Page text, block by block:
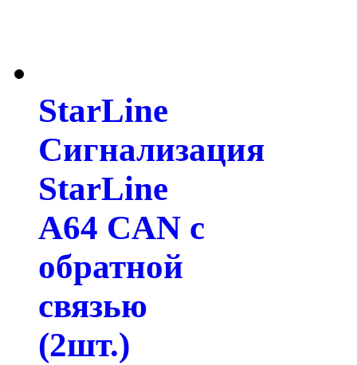
StarLine
Сигнализация
StarLine
A64 CAN с
обратной
связью
(2шт.)